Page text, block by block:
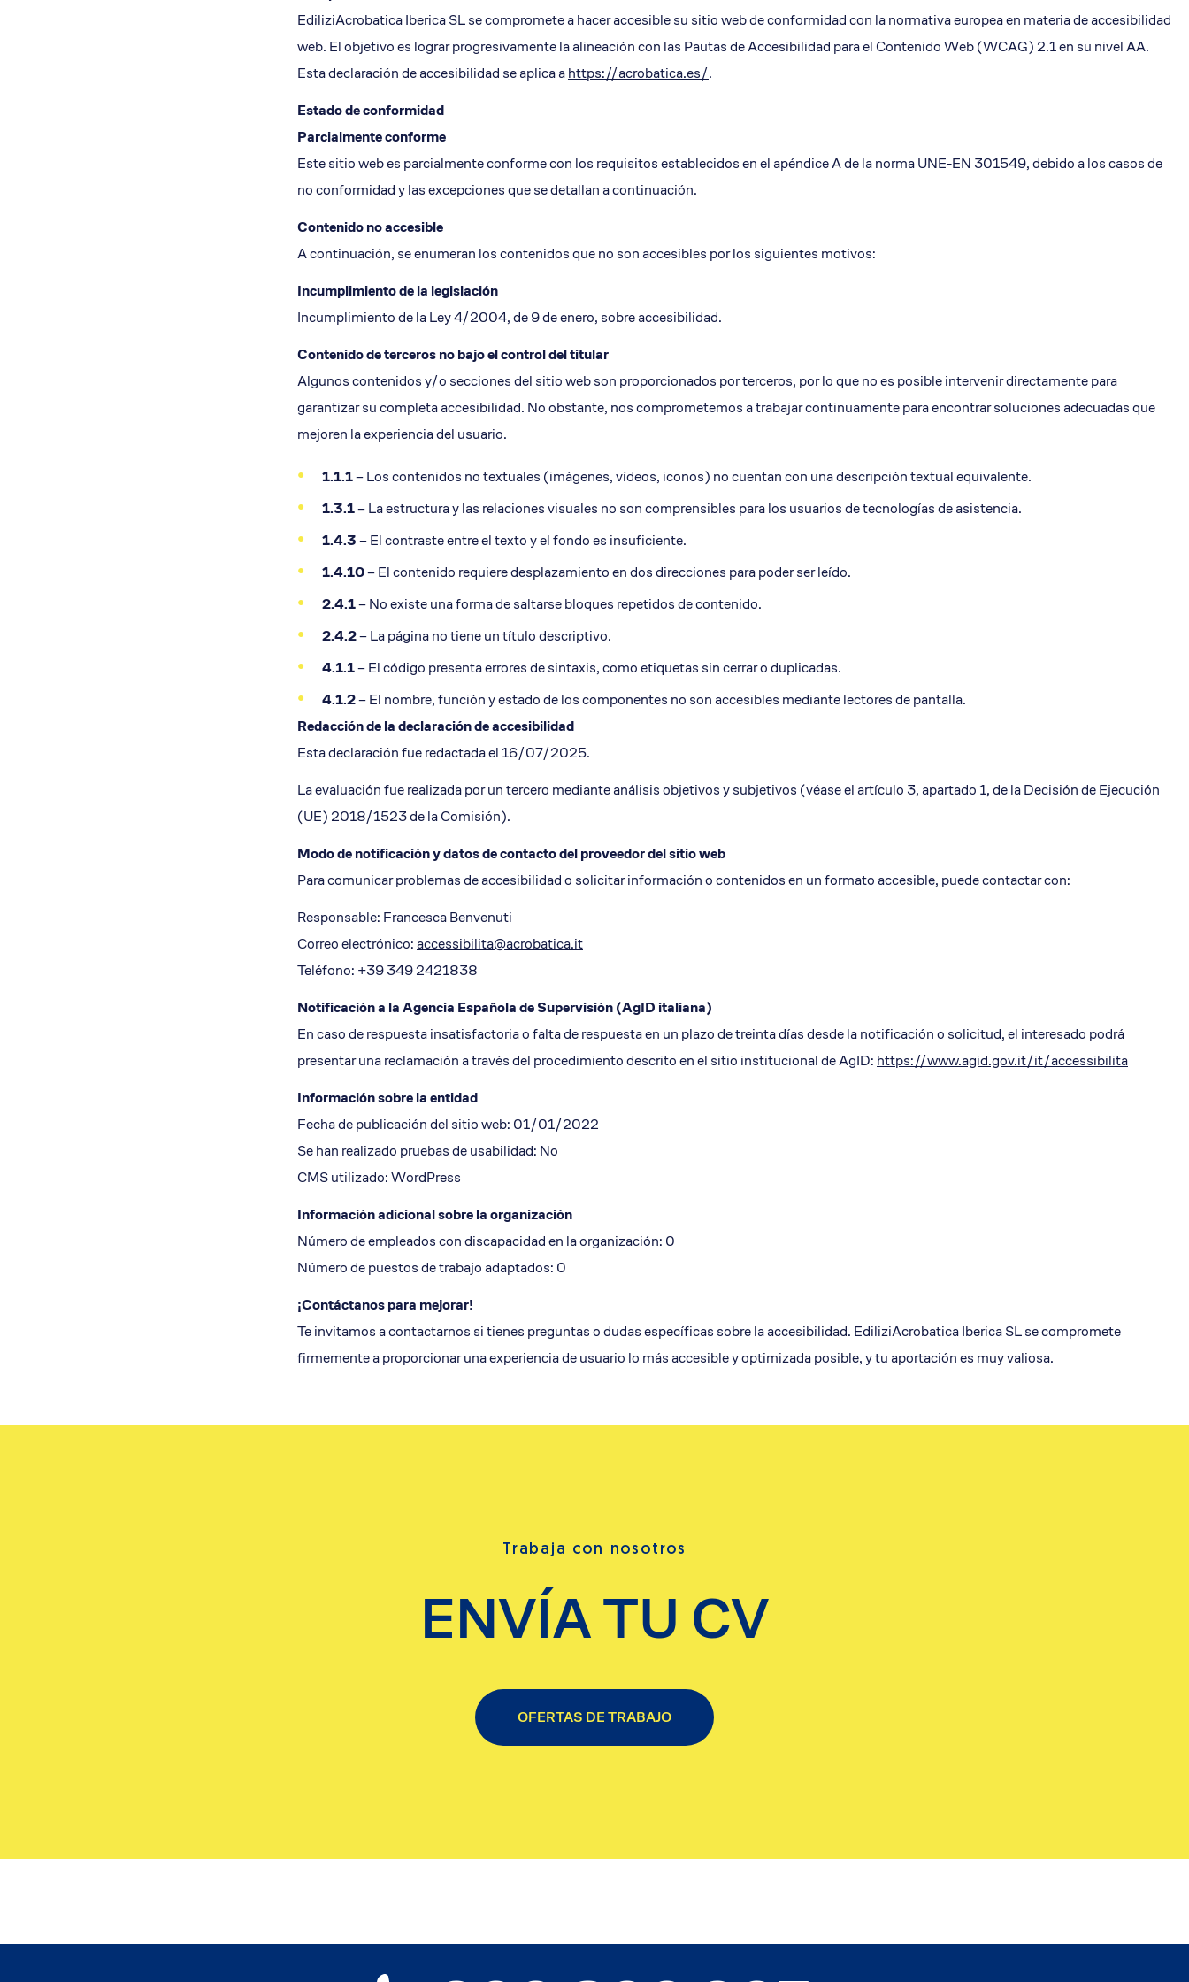
Aislamiento terrazas y cornisas
Restauración parte baja balcón
Revisión fachadas ITE
EdiliziAcrobatica Iberica SL se compromete a hacer accesible su sitio web de conformidad con la normativa europea en materia de accesibilidad
web. El objetivo es lograr progresivamente la alineación con las Pautas de Accesibilidad para el Contenido Web (WCAG) 2.1 en su nivel AA.
Esta declaración de accesibilidad se aplica ahttps://acrobatica.es/.
Estado de conformidad
Parcialmente conforme
Este sitio web es parcialmente conforme con los requisitos establecidos en el apéndice A de la norma UNE-EN 301549, debido a los casos de
no conformidad y las excepciones que se detallan a continuación.
Contenido no accesible
A continuación, se enumeran los contenidos que no son accesibles por los siguientes motivos:
Incumplimiento de la legislación
Incumplimiento de la Ley 4/2004, de 9 de enero, sobre accesibilidad.
Contenido de terceros no bajo el control del titular
Algunos contenidos y/o secciones del sitio web son proporcionados por terceros, por lo que no es posible intervenir directamente para
garantizar su completa accesibilidad. No obstante, nos comprometemos a trabajar continuamente para encontrar soluciones adecuadas que
mejoren la experiencia del usuario.
1.1.1– Los contenidos no textuales (imágenes, vídeos, iconos) no cuentan con una descripción textual equivalente.
1.3.1– La estructura y las relaciones visuales no son comprensibles para los usuarios de tecnologías de asistencia.
1.4.3– El contraste entre el texto y el fondo es insuficiente.
1.4.10– El contenido requiere desplazamiento en dos direcciones para poder ser leído.
2.4.1– No existe una forma de saltarse bloques repetidos de contenido.
2.4.2– La página no tiene un título descriptivo.
4.1.1– El código presenta errores de sintaxis, como etiquetas sin cerrar o duplicadas.
4.1.2– El nombre, función y estado de los componentes no son accesibles mediante lectores de pantalla.
Redacción de la declaración de accesibilidad
Esta declaración fue redactada el 16/07/2025.
La evaluación fue realizada por un tercero mediante análisis objetivos y subjetivos (véase el artículo 3, apartado 1, de la Decisión de Ejecución
(UE) 2018/1523 de la Comisión).
Modo de notificación y datos de contacto del proveedor del sitio web
Para comunicar problemas de accesibilidad o solicitar información o contenidos en un formato accesible, puede contactar con:
Responsable: Francesca Benvenuti
Correo electrónico:accessibilita@acrobatica.it
Teléfono: +39 349 2421838
Notificación a la Agencia Española de Supervisión (AgID italiana)
En caso de respuesta insatisfactoria o falta de respuesta en un plazo de treinta días desde la notificación o solicitud, el interesado podrá
presentar una reclamación a través del procedimiento descrito en el sitio institucional de AgID: https://www.agid.gov.it/it/accessibilita
Información sobre la entidad
Fecha de publicación del sitio web: 01/01/2022
Se han realizado pruebas de usabilidad: No
CMS utilizado: WordPress
Información adicional sobre la organización
Número de empleados con discapacidad en la organización: 0
Número de puestos de trabajo adaptados: 0
¡Contáctanos para mejorar!
Te invitamos a contactarnos si tienes preguntas o dudas específicas sobre la accesibilidad. EdiliziAcrobatica Iberica SL se compromete
firmemente a proporcionar una experiencia de usuario lo más accesible y optimizada posible, y tu aportación es muy valiosa.
Trabaja con nosotros
ENVÍA TU CV
OFERTAS DE TRABAJO